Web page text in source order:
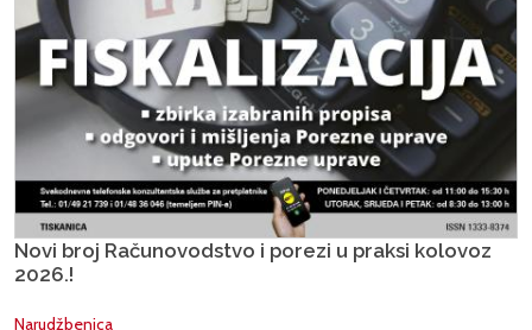
Novi broj Računovodstvo i porezi u praksi kolovoz
2026.!
Narudžbenica